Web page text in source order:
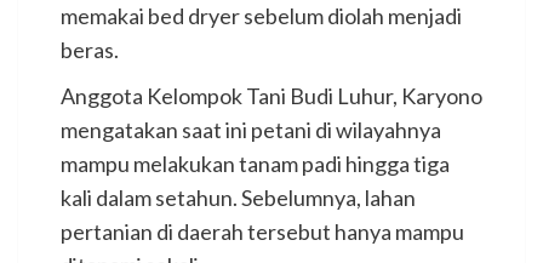
memakai bed dryer sebelum diolah menjadi
beras.
Anggota Kelompok Tani Budi Luhur, Karyono
mengatakan saat ini petani di wilayahnya
mampu melakukan tanam padi hingga tiga
kali dalam setahun. Sebelumnya, lahan
pertanian di daerah tersebut hanya mampu